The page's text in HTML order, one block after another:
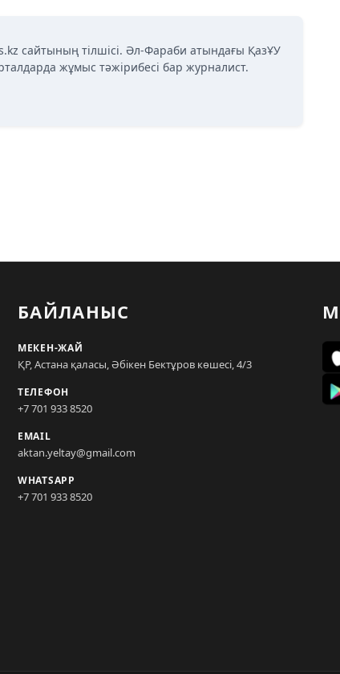
сайтының тілшісі. Әл-Фараби атындағы ҚазҰУ
жұмыс тәжірибесі бар журналист.
БАЙЛАНЫС
МЕКЕН-ЖАЙ
ҚР, Астана қаласы, Әбікен Бектұров көшесі, 4/3
ТЕЛЕФОН
+7 701 933 8520
EMAIL
aktan.yeltay@gmail.com
WHATSAPP
+7 701 933 8520